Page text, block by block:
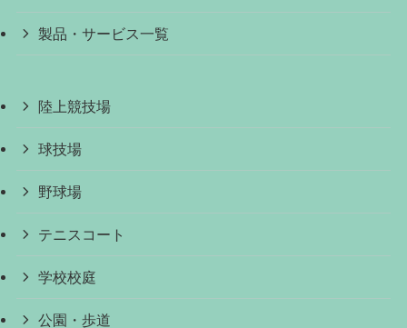
製品・サービス一覧
陸上競技場
球技場
野球場
テニスコート
学校校庭
公園・歩道